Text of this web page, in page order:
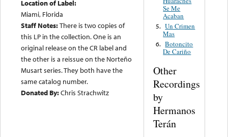
Location of Label:
Miami, Florida
Staff Notes:There is two copies of
this LP in the collection. One is an
original release on the CR label and
the other is a reissue on the Norteño
Musart series. They both have the
same catalog number.
Donated By:Chris Strachwitz
Se Me
Acaban
5. Un Crimen
Mas
6. Botoncito
De Cariño
Other
Recordings
by
Hermanos
Terán